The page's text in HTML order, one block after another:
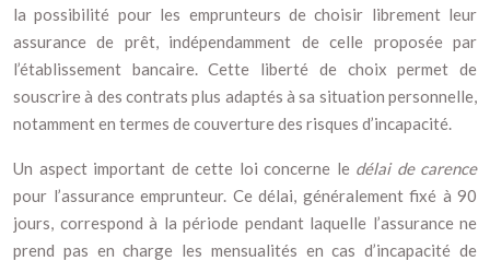
la possibilité pour les emprunteurs de choisir librement leur
assurance de prêt, indépendamment de celle proposée par
l’établissement bancaire. Cette liberté de choix permet de
souscrire à des contrats plus adaptés à sa situation personnelle,
notamment en termes de couverture des risques d’incapacité.
Un aspect important de cette loi concerne le délai de carence
pour l’assurance emprunteur. Ce délai, généralement fixé à 90
jours, correspond à la période pendant laquelle l’assurance ne
prend pas en charge les mensualités en cas d’incapacité de